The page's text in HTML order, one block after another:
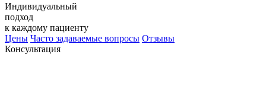
Индивидуальный
подход
к каждому пациенту
Цены Часто задаваемые вопросы Отзывы
Консультация